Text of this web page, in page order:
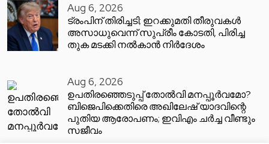
Aug 6, 2026
ട്രംപിന് തിരിച്ചടി; ഇറക്കുമതി തീരുവകൾ
അസാധുവെന്ന് സുപ്രീം കോടതി, പിരിച്ച
തുക മടക്കി നൽകാൻ നിർദേശം
Aug 6, 2026
ഉപതിരഞ്ഞെടുപ്പ് തോൽവി മനപ്പൂർവമോ?
ബിജെപിക്കെതിരെ അഖിലേഷ് യാദവിന്റെ
പുതിയ ആരോപണം; ഇവിഎം ചർച്ച വീണ്ടും
സജീവം